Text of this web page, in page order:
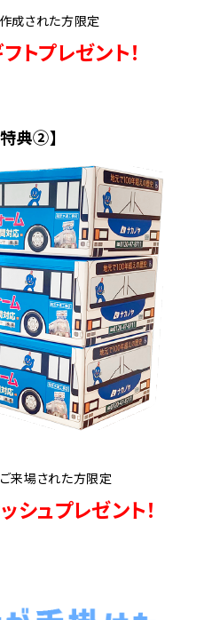
成された方限定
トプレゼント！
特典②】
来場された方限定
シュプレゼント！